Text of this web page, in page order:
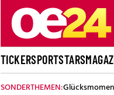
TICKERSPORTSTARS
SONDERTHEMEN: